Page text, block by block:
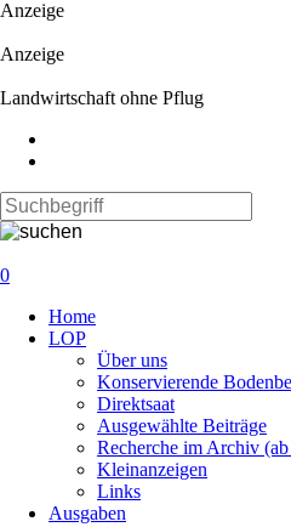
Anzeige
Anzeige
Landwirtschaft ohne Pflug
0
überspringen
Home
LOP
Über uns
Konservierende
Direktsaat
Ausgewählte Beiträge
Recherche im Archiv
Kleinanzeigen
Links
Ausgaben